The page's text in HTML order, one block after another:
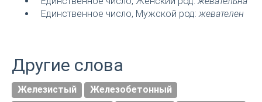
Единственное число, Мужской род:жевателен
Другие слова
Железистый
Железобетонный